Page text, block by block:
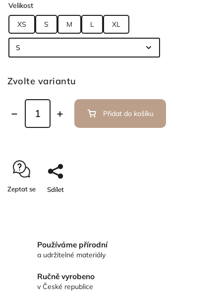
Velikost
XS S M L XL
Zvolte variantu
Přidat do košíku
Zeptat se Sdílet
Používáme přírodní
a udržitelné materiály
Ručně vyrobeno
v České republice